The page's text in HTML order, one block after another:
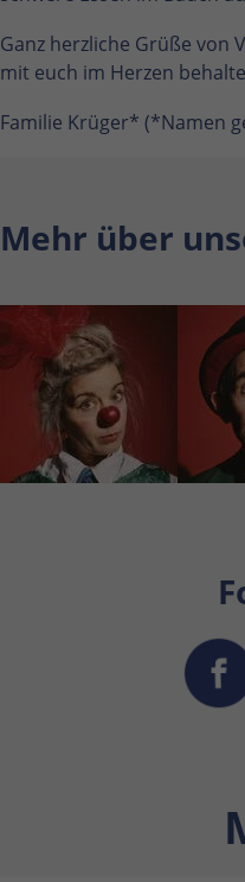
Ganz herzliche Grüße von
mit euch im Herzen
Familie Krüger* (*Namen
Mehr über